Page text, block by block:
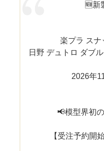
🆕新
楽プラ スナ
日野 デュトロ ダブ
2026年
📢模型界初
【受注予約開